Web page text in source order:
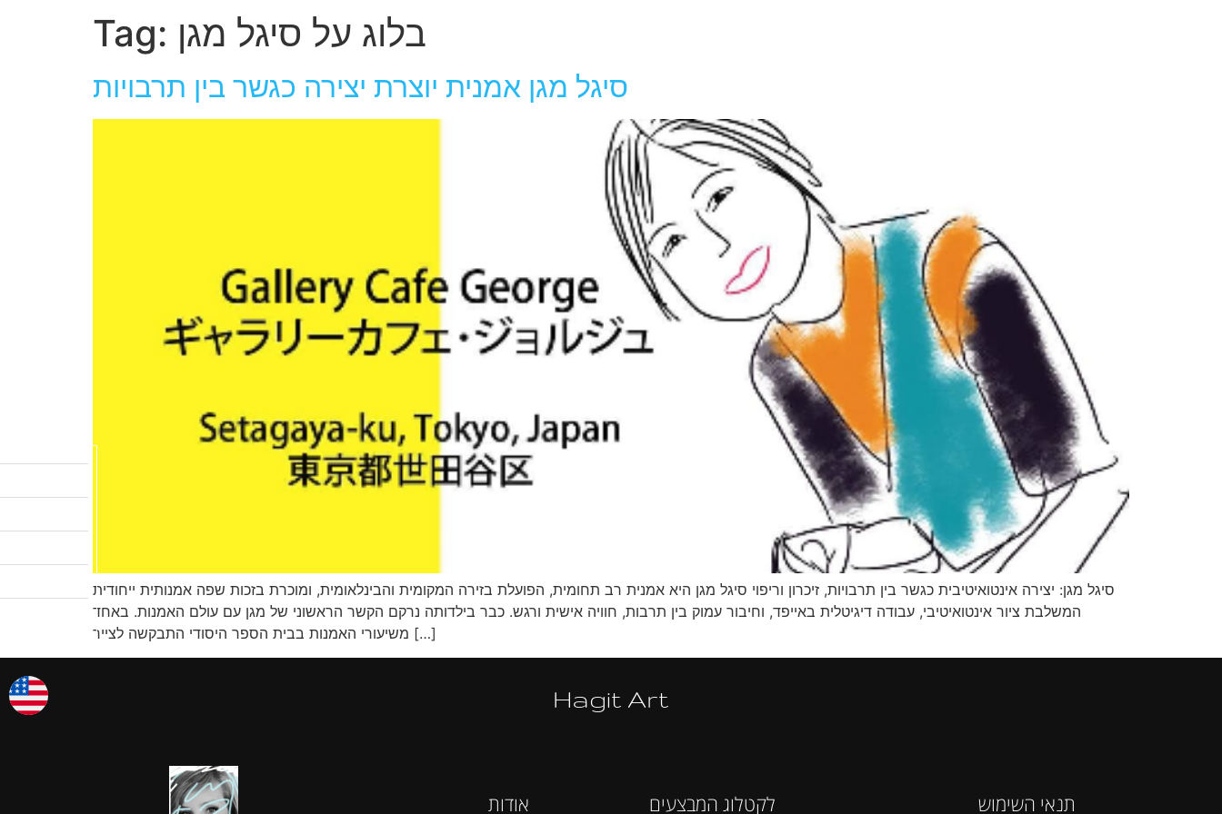
לקטלוג המבצעים
שיעורי ציור
לגלריות שלי
אודות
צרו קשר
Tag: בלוג על סיגל מגן
סיגל מגן אמנית יוצרת יצירה כגשר בין תרבויות
סיגל מגן: יצירה אינטואיטיבית כגשר בין תרבויות, זיכרון וריפוי סיגל מגן היא אמנית רב תחומית, הפועלת בזירה המקומית והבינלאומית, ומוכרת בזכות שפה אמנותית ייחודית
המשלבת ציור אינטואיטיבי, עבודה דיגיטלית באייפד, וחיבור עמוק בין תרבות, חוויה אישית ורגש. כבר בילדותה נרקם הקשר הראשוני של מגן עם עולם האמנות. באחד
משיעורי האמנות בבית הספר היסודי התבקשה לצייר […]
Hagit Art
אודות לקטלוג המבצעים תנאי השימוש